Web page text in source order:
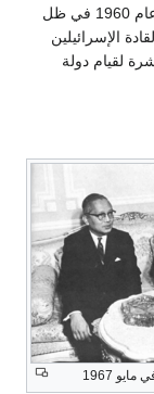
كبيرا لتشابه تلك الخطوة مع تحركات سابقة تمت عام 1960 في ظل
الإسرائيلين
لقيام دولة
مايو 1967